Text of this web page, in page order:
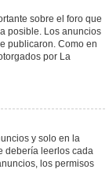
sobre el foro que
posible. Los anuncios
publicaron. Como en
por La
y solo en la
debería leerlos cada
los permisos